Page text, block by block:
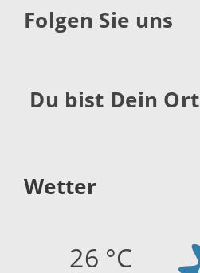
Folgen Sie uns
Du bist Dein Ort
Wetter
26 °C